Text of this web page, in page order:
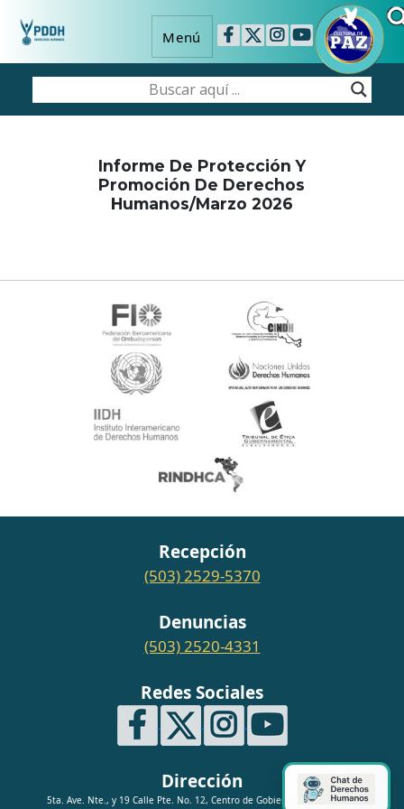
Menú
Informe De Protección Y
Promoción De Derechos
Humanos/Marzo 2026
Recepción
(503) 2529-5370
Denuncias
(503) 2520-4331
Redes Sociales
Dirección
5ta. Ave. Nte., y 19 Calle Pte. No. 12, Centro de Gobierno, San Salvador.